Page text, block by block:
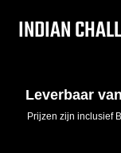
INDIAN
Leverbaar
Prijzen zijn inclusief